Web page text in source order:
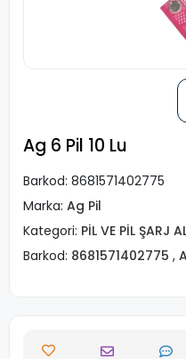
Ag 6 Pil 10 Lu
Barkod: 8681571402775
Marka: Ag Pil
Kategori: PİL VE PİL ŞARJ
Barkod: 8681571402775 ,